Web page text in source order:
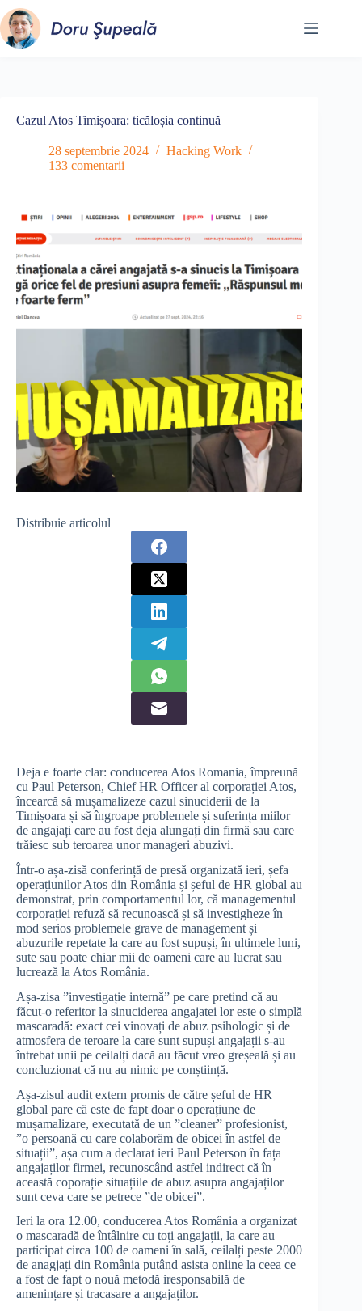
Sari
la
conținut
Cazul Atos Timișoara: ticăloșia continuă
28 septembrie 2024
Hacking Work
133 comentarii
Distribuie articolul
Deja e foarte clar: conducerea Atos Romania, împreună
cu Paul Peterson, Chief HR Officer al corporației Atos,
încearcă să mușamalizeze cazul sinuciderii de la
Timișoara și să îngroape problemele și suferința miilor
de angajați care au fost deja alungați din firmă sau care
trăiesc sub teroarea unor manageri abuzivi.
Într-o așa-zisă conferință de presă organizată ieri, șefa
operațiunilor Atos din România și șeful de HR global au
demonstrat, prin comportamentul lor, că managementul
corporației refuză să recunoască și să investigheze în
mod serios problemele grave de management și
abuzurile repetate la care au fost supuși, în ultimele luni,
sute sau poate chiar mii de oameni care au lucrat sau
lucrează la Atos România.
Așa-zisa ”investigație internă” pe care pretind că au
făcut-o referitor la sinuciderea angajatei lor este o simplă
mascaradă: exact cei vinovați de abuz psihologic și de
atmosfera de teroare la care sunt supuși angajații s-au
întrebat unii pe ceilalți dacă au făcut vreo greșeală și au
concluzionat că nu au nimic pe conștiință.
Așa-zisul audit extern promis de către șeful de HR
global pare că este de fapt doar o operațiune de
mușamalizare, executată de un ”cleaner” profesionist,
”o persoană cu care colaborăm de obicei în astfel de
situații”, așa cum a declarat ieri Paul Peterson în fața
angajaților firmei, recunoscând astfel indirect că în
această coporație situațiile de abuz asupra angajaților
sunt ceva care se petrece ”de obicei”.
Ieri la ora 12.00, conducerea Atos România a organizat
o mascaradă de întâlnire cu toți angajații, la care au
participat circa 100 de oameni în sală, ceilalți peste 2000
de anagjați din România putând asista online la ceea ce
a fost de fapt o nouă metodă iresponsabilă de
amenințare și tracasare a angajaților.